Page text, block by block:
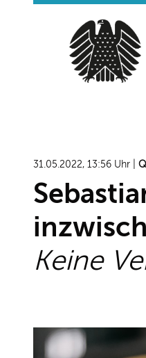
31.05.2022, 13:56 Uhr |
Keine